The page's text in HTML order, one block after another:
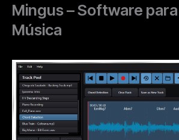
Mingus – Software
Música